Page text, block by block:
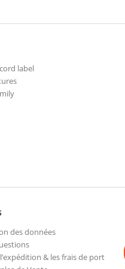
label
des données
& les frais de port